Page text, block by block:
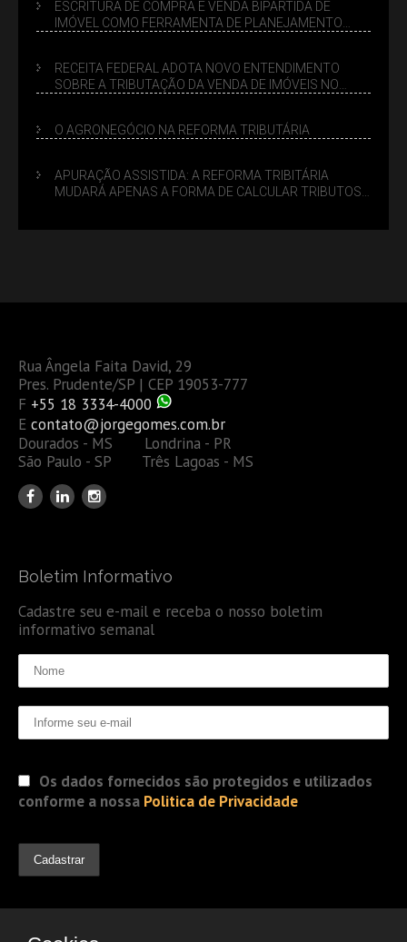
ESCRITURA DE COMPRA E VENDA BIPARTIDA DE
IMÓVEL COMO FERRAMENTA DE PLANEJAMENTO
RECEITA FEDERAL ADOTA NOVO ENTENDIMENTO
SOBRE A TRIBUTAÇÃO DA VENDA DE IMÓVEIS NO
O AGRONEGÓCIO NA REFORMA TRIBUTÁRIA
APURAÇÃO ASSISTIDA: A REFORMA TRIBITÁRIA
MUDARÁ APENAS A FORMA DE CALCULAR TRIBUTOS
Rua Ângela Faita David, 29
Pres. Prudente/SP | CEP 19053-777
F +55 18 3334-4000
E contato@jorgegomes.com.br
Dourados - MS Londrina - PR
São Paulo - SP Três Lagoas - MS
Boletim Informativo
Cadastre seu e-mail e receba o nosso boletim
informativo semanal
Os dados fornecidos são protegidos e utilizados
conforme a nossa Politica de Privacidade